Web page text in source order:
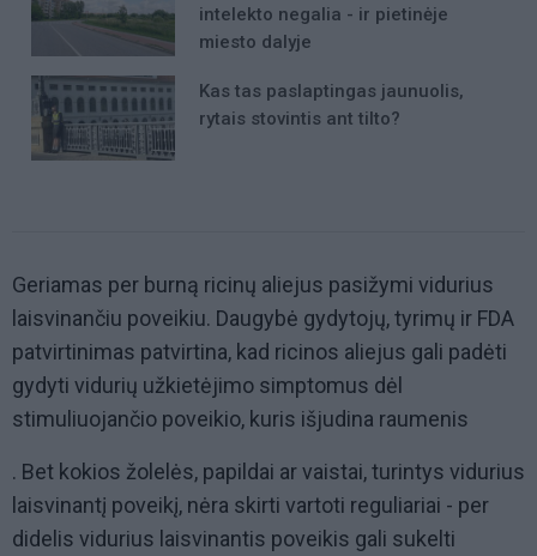
intelekto negalia - ir pietinėje
miesto dalyje
Kas tas paslaptingas jaunuolis,
rytais stovintis ant tilto?
Geriamas per burną ricinų aliejus pasižymi vidurius
laisvinančiu poveikiu. Daugybė gydytojų, tyrimų ir FDA
patvirtinimas patvirtina, kad ricinos aliejus gali padėti
gydyti vidurių užkietėjimo simptomus dėl
stimuliuojančio poveikio, kuris išjudina raumenis
. Bet kokios žolelės, papildai ar vaistai, turintys vidurius
laisvinantį poveikį, nėra skirti vartoti reguliariai - per
didelis vidurius laisvinantis poveikis gali sukelti